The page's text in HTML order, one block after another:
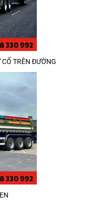
TRÊN ĐƯỜNG